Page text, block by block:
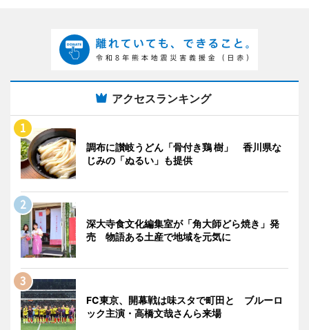
アクセスランキング
調布に讃岐うどん「骨付き鶏 樹」 香川県な
じみの「ぬるい」も提供
深大寺食文化編集室が「角大師どら焼き」発
売 物語ある土産で地域を元気に
FC東京、開幕戦は味スタで町田と ブルーロ
ック主演・高橋文哉さんら来場